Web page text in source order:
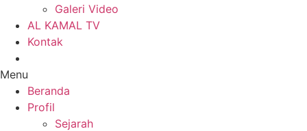
Galeri Video
AL KAMAL TV
Kontak
Menu
Beranda
Profil
Sejarah